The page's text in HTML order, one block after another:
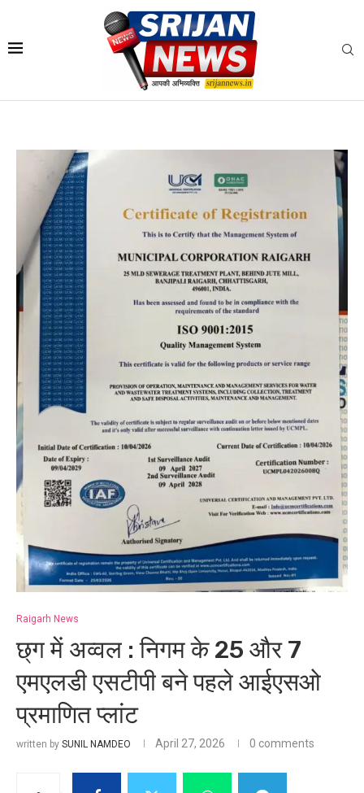
Raigarh News
छ्ग में अव्वल : निगम के 25 और 7
एमएलडी एसटीपी बने पहले आईएसओ
प्रमाणित प्लांट
written by SUNIL NAMDEO April 27, 2026 0 comments